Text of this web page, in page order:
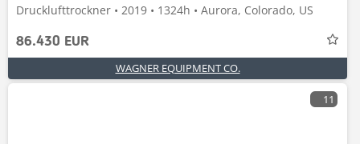
Drucklufttrockner • 2019 • 1324h • Aurora, Colorado, US
86.430 EUR
WAGNER EQUIPMENT CO.
11